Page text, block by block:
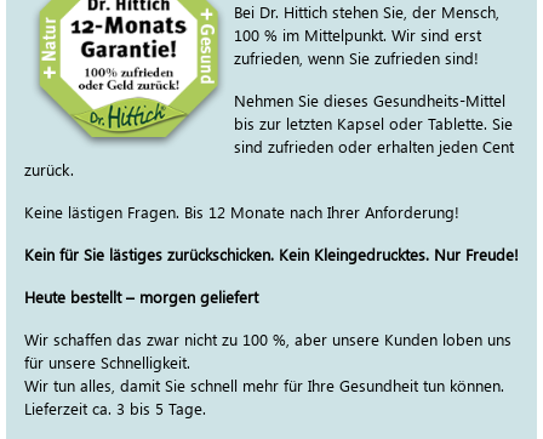
Bei Dr. Hittich stehen Sie, der Mensch,
100 % im Mittelpunkt. Wir sind erst
zufrieden, wenn Sie zufrieden sind!
Nehmen Sie dieses Gesundheits-Mittel
bis zur letzten Kapsel oder Tablette. Sie
sind zufrieden oder erhalten jeden Cent
zurück.
Keine lästigen Fragen. Bis 12 Monate nach Ihrer Anforderung!
Kein für Sie lästiges zurückschicken. Kein Kleingedrucktes. Nur Freude!
Heute bestellt – morgen geliefert
Wir schaffen das zwar nicht zu 100 %, aber unsere Kunden loben uns
für unsere Schnelligkeit.
Wir tun alles, damit Sie schnell mehr für Ihre Gesundheit tun können.
Lieferzeit ca. 3 bis 5 Tage.